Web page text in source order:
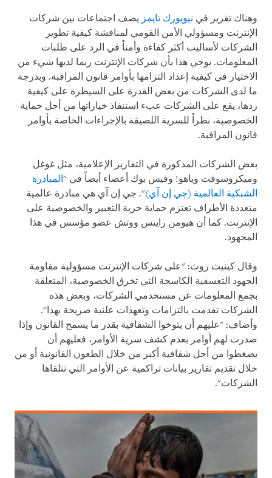
وهناك تقرير في نيويورك تايمز يصف اجتماعات بين شركات
الإنترنت ومسؤولي الأمن القومي لمناقشة كيفية تطوير
الشركات لأساليب أكثر كفاءة وأمناً في الرد على طلبات
المعلومات. يوحي هذا بأن شركات الإنترنت ربما لديها شيء من
الاختيار في كيفية إعداد التزامها بأوامر قانون المراقبة. وبدرجة
ما لدى الشركات من بعض القدرة على السيطرة على كيفية
ردها، يقع على الشركات عبء استنفاذ خياراتها من أجل حماية
الخصوصية، نظراً للسرية اللصيقة بالإجراءات الخاصة بأوامر
قانون المراقبة.
بعض الشركات المذكورة في التقارير الإعلامية، مثل غوغل
وميكروسوفت وياهو! وفيس بوك أعضاء أيضاً في "المبادرة
الشبكية العالمية (جي إن آي)". جي إن آي هي مبادرة عالمية
متعددة الأطراف تعتزم حماية حرية التعبير والخصوصية على
الإنترنت. كما أن هيومن رايتس ووتش عضو مؤسس في هذا
المجهود.
وقال كينيث روث: "على شركات الإنترنت مسؤولية مقاومة
الجهود التعسفية الكاسحة التي تخرق الخصوصية، المتعلقة
بجمع المعلومات عن مستخدمي الشركات، وبعض هذه
الشركات تقدمت بالتزامات وتعهدات علنية صريحة بهذا".
وأضاف: "عليهم أن يتوخوا الشفافية بقدر ما يسمح القانون وإذا
صدرت لهم أوامر بعدم كشف سرية الأوامر، فعليهم أن
يضغطوا من أجل شفافية أكبر من خلال الطعون القانونية أو من
خلال تقديم تقارير بيانات تراكمية عن الأوامر التي تتلقاها
الشركات".